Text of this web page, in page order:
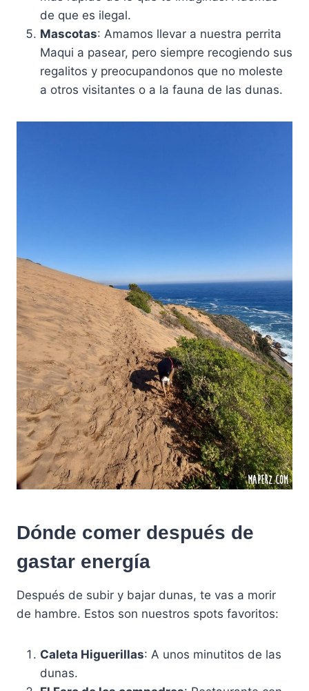
de que es ilegal.
Mascotas: Amamos llevar a nuestra perrita
Maqui a pasear, pero siempre recogiendo sus
regalitos y preocupandonos que no moleste
a otros visitantes o a la fauna de las dunas.
Dónde comer después de
gastar energía
Después de subir y bajar dunas, te vas a morir
de hambre. Estos son nuestros spots favoritos:
Caleta Higuerillas: A unos minutitos de las
dunas.